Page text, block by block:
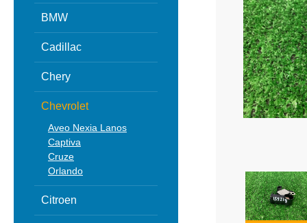
BMW
Cadillac
Chery
Chevrolet
Aveo Nexia Lanos
Captiva
Cruze
Orlando
Citroen